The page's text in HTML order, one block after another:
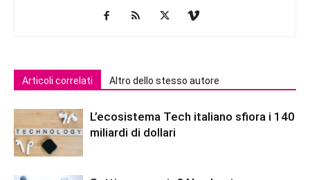
Articoli correlati Altro dello stesso autore
L’ecosistema Tech italiano sfiora i 140
miliardi di dollari